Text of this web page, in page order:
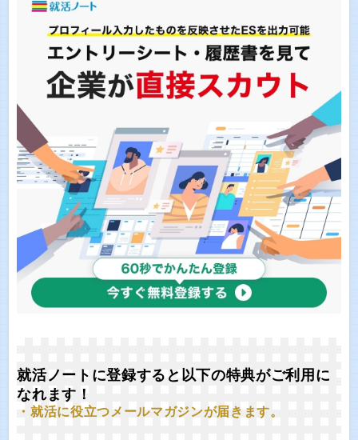
就活ノートに登録すると以下の特典がご利用に
なれます！
・就活に役立つメールマガジンが届きます。